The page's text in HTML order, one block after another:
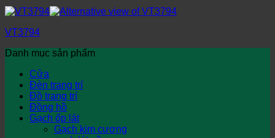
VT3794
Danh mục sản phẩm
Cửa
Đèn trang trí
Đồ trang trí
Đồng hồ
Gạch ốp lát
Gạch kim cương